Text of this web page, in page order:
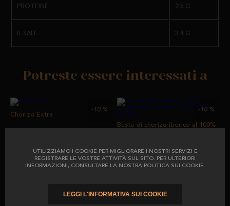
UTILIZZIAMO I COOKIE PER MIGLIORARE I NOSTRI SERVIZI E
REGISTRARE LE VOSTRE ATTIVITÀ SUL SITO. PER ULTERIORI
INFORMAZIONI, CONSULTARE LA NOSTRA POLITICA SUI COOKIE.
PROTEINE 2.5 G.
IL SALE 3.4 G.
Potreste essere interessati a
Chorizo Extra
precedentemente
6,52 €
-10 %
Buste di chorizo iberico al 100%
da
precedentemente
-10 %
LEGGI L'INFORMATIVA SUI COOKIE